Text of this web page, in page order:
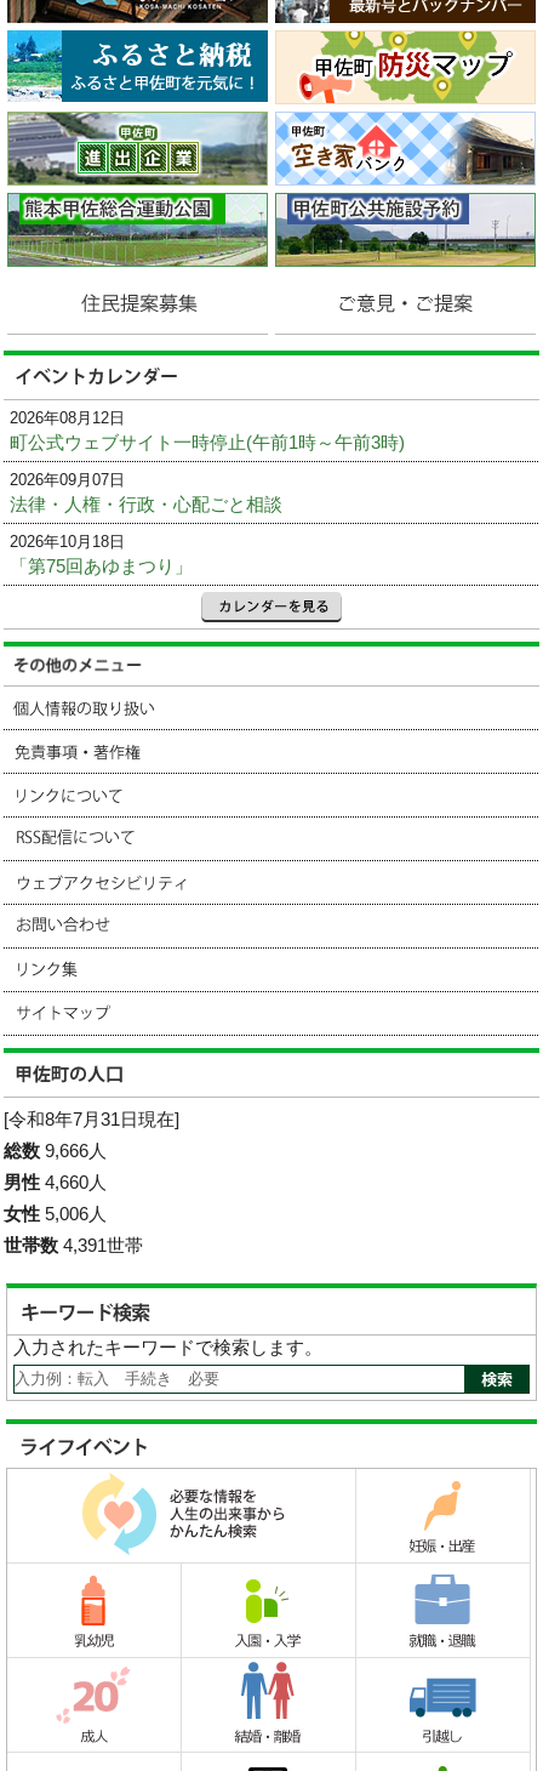
2026年08月12日
町公式ウェブサイト一時停止(午前1時～午前3時)
2026年09月07日
法律・人権・行政・心配ごと相談
2026年10月18日
「第75回あゆまつり」
[令和8年7月31日現在]
総数 9,666人
男性 4,660人
女性 5,006人
世帯数 4,391世帯
入力されたキーワードで検索します。